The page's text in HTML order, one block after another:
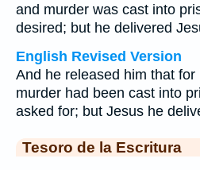
and murder was cast into
desired; but he delivered
English Revised Version
And he released him that for
murder had been cast into
asked for; but Jesus he
Tesoro de la Escritura